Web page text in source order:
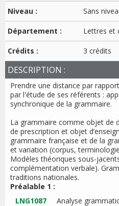
Niveau :
Sans
Département : Lettres et
Crédits : 3 crédits
DESCRIPTION :
Prendre une distance par
par l'étude de ses référents :
synchronique de la grammaire.
La grammaire comme objet de
de prescription et objet
grammaire française et de la
et variation (corpus,
Modèles théoriques sous-
complémentation verbale).
traditions nationales.
Préalable 1 :
LNG1087
Analyse